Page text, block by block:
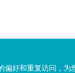
好和重复访问，为